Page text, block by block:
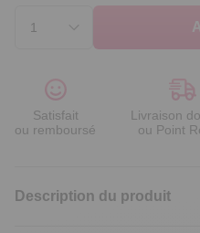
Satisfait
ou remboursé
Livraison
ou Point
Description du produit